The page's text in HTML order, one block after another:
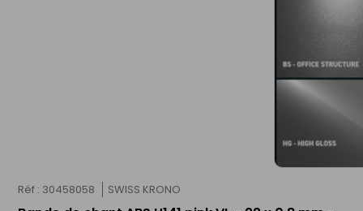
Réf : 30458058 SWISS KRONO